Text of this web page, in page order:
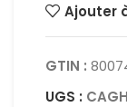
Ajouter
GTIN :
UGS :